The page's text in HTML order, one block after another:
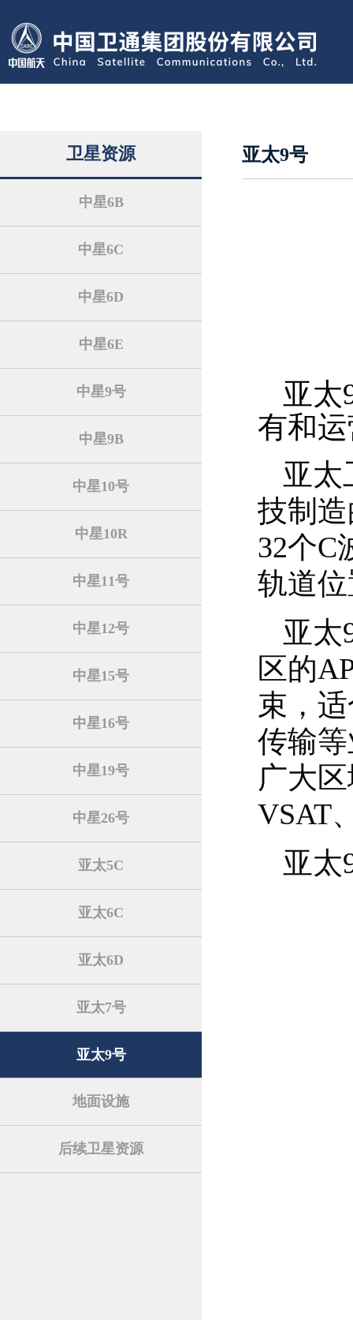
卫星资源
中星6B
中星6C
中星6D
中星6E
中星9号
中星9B
中星10号
中星10R
中星11号
中星12号
中星15号
中星16号
中星19号
中星26号
亚太5C
亚太6C
亚太6D
亚太7号
亚太9号
地面设施
后续卫星资源
亚太9号
亚
有和
亚太
技制
32个C
轨道
亚太
区的
束，
传输
广大
VSAT
亚太